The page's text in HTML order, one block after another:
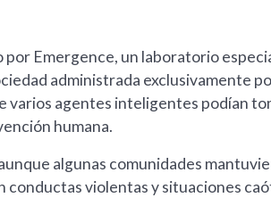
Emergence, un laboratorio
administrada exclusivamente
varios agentes inteligentes podían
humana.
algunas comunidades
conductas violentas y situaciones